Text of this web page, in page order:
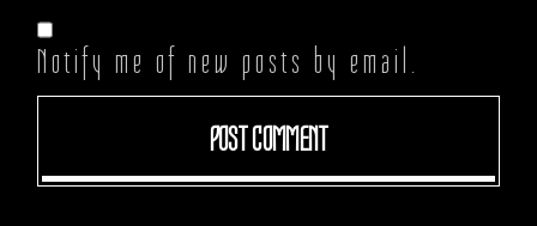
Notify me of new posts by email.
POST COMMENT